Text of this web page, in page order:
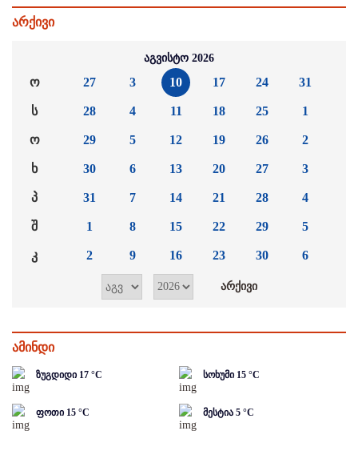
არქივი
აგვისტო 2026
ო
ს
ო
ხ
პ
შ
კ
27
28
29
30
31
1
2
3
4
5
6
7
8
9
10
11
12
13
14
15
16
17
18
19
20
21
22
23
24
25
26
27
28
29
30
31
1
2
3
4
5
6
ამინდი
ზუგდიდი 17 °C სოხუმი 15 °C
ფოთი 15 °C მესტია 5 °C